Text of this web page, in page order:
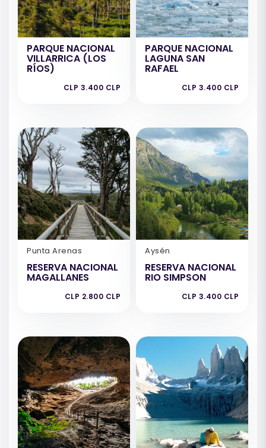
PARQUE NACIONAL
VILLARRICA (LOS
RÍOS)
CLP 3.400 CLP
PARQUE NACIONAL
LAGUNA SAN
RAFAEL
CLP 3.400 CLP
Punta Arenas
RESERVA NACIONAL
MAGALLANES
CLP 2.800 CLP
Aysén
RESERVA NACIONAL
RIO SIMPSON
CLP 3.400 CLP